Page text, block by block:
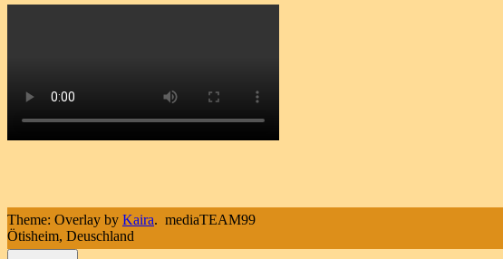
Theme: Overlay by Kaira. mediaTEAM99
Ötisheim, Deuschland